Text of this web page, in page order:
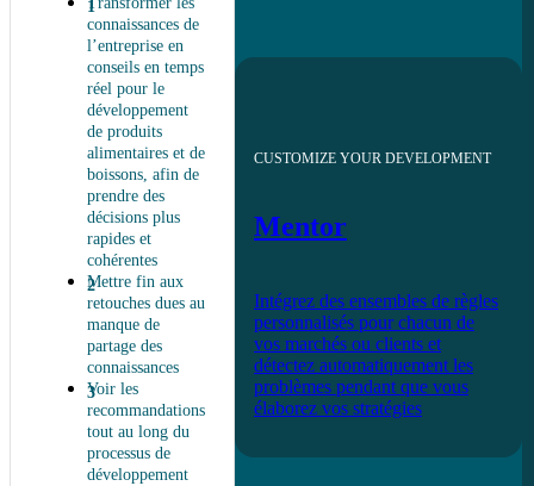
connaissances de
l’entreprise en
conseils en temps
réel pour le
développement
de produits
alimentaires et de
boissons, afin de
prendre des
décisions plus
rapides et
cohérentes
Mettre fin aux
retouches dues au
manque de
partage des
connaissances
Voir les
recommandations
tout au long du
processus de
développement
CUSTOMIZE YOUR DEVELOPMENT
Mentor
Intégrez des ensembles de règles
personnalisés pour chacun de
vos marchés ou clients et
détectez automatiquement les
problèmes pendant que vous
élaborez vos stratégies